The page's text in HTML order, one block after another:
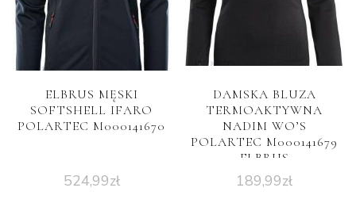
ELBRUS MĘSKI
SOFTSHELL IFARO
POLARTEC M000141670
524,99zł
DAMSKA BLUZA
TERMOAKTYWNA
NADIM WO’S
POLARTEC M000141679
ELBRUS
189,99zł